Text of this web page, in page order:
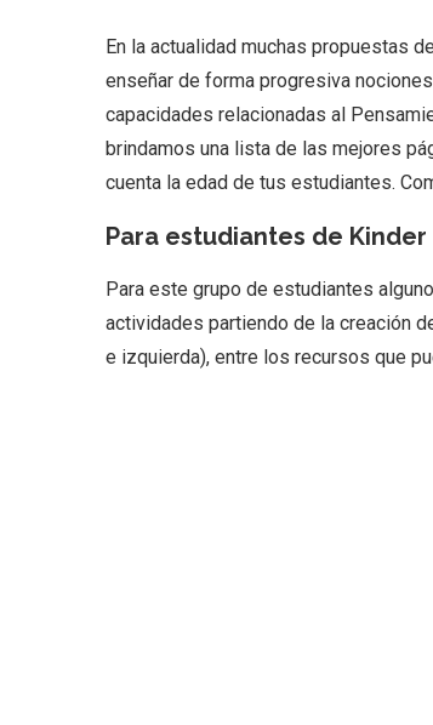
En la actualidad muchas propuestas
enseñar de forma progresiva
capacidades relacionadas al
brindamos una lista de las mejores
cuenta la edad de tus estudiantes.
Para estudiantes de Kinder
Para este grupo de estudiantes
actividades partiendo de la creación
e izquierda), entre los recursos que